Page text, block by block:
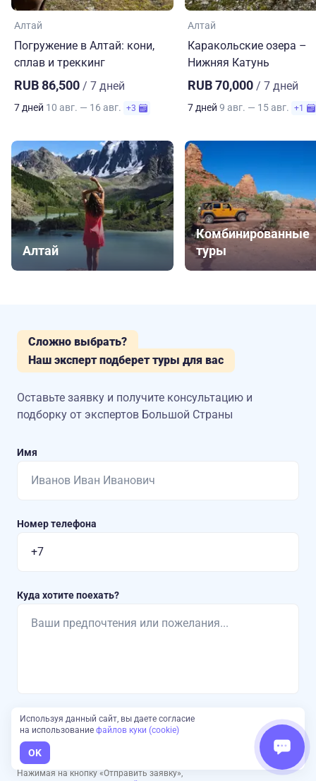
Алтай
Погружение в Алтай: кони,
сплав и треккинг
RUB 86,500 / 7 дней
7 дней 10 авг. — 16 авг. +3
Алтай
Каракольские озера –
Нижняя Катунь
RUB 70,000 / 7 дней
7 дней 9 авг. — 15 авг. +1
Алтай
Комбинированные
туры
Сложно выбрать?
Наш эксперт подберет туры для вас
Оставьте заявку и получите консультацию и
подборку от экспертов Большой Страны
Имя
Номер телефона
Куда хотите поехать?
Отправить заявку
Нажимая на кнопку «Отправить заявку»,
Используя данный сайт, вы даете согласие
на использование файлов куки (cookie)
OK